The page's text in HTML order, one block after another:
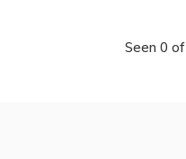
Seen 0